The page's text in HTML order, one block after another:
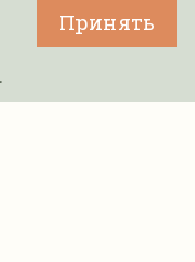
.
Принять